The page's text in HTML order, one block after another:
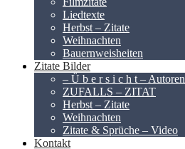
Liedtexte
Herbst – Zitate
Weihnachten
Bauernweisheiten
Zitate Bilder
– Ü b e r s i c h t – Autoren
ZUFALLS – ZITAT
Herbst – Zitate
Weihnachten
Zitate & Sprüche – Video
Kontakt